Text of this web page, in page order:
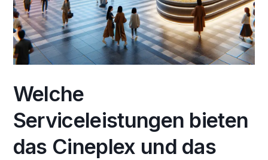
Welche
Serviceleistungen bieten
das Cineplex und das